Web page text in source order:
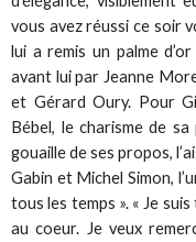
vous avez réussi ce soir
lui a remis un palme
avant lui par Jeanne
et Gérard Oury. Pour
Bébel, le charisme de
gouaille de ses propos,
Gabin et Michel Simon,
tous les temps ». « Je
au coeur. Je veux